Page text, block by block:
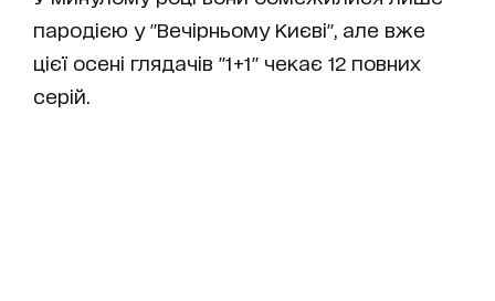
пародією у "Вечірньому Києві", але вже
цієї осені глядачів "1+1" чекає 12 повних
серій.